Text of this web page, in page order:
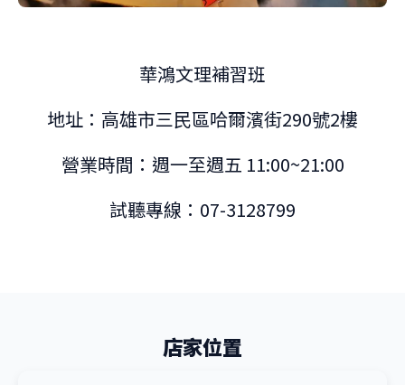
華鴻文理補習班
地址：高雄市三民區哈爾濱街290號2樓
營業時間：週一至週五 11:00~21:00
試聽專線：07-3128799
店家位置